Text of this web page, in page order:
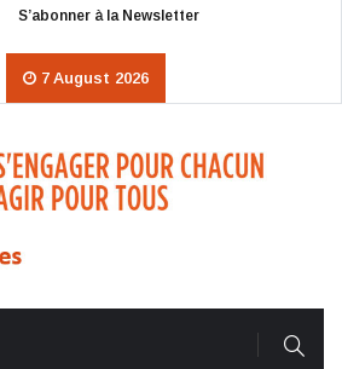
S’abonner à la Newsletter
7 August 2026